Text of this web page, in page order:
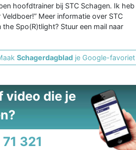
hoofdtrainer bij STC Schagen. Ik heb
Meer informatie over STC
Spo(R)tlight? Stuur een mail naar
Schagerdagblad je Google-favoriet
video die je
321